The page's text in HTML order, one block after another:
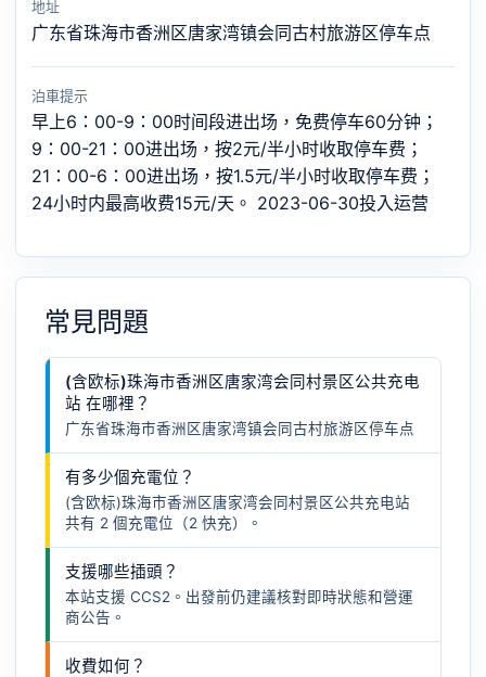
地址
广东省珠海市香洲区唐家湾镇会同古村旅游区停车点
泊車提示
早上6：00-9：00时间段进出场，免费停车60分钟；
9：00-21：00进出场，按2元/半小时收取停车费；
21：00-6：00进出场，按1.5元/半小时收取停车费；
24小时内最高收费15元/天。 2023-06-30投入运营
常見問題
(含欧标)珠海市香洲区唐家湾会同村景区公共充电
站 在哪裡？
广东省珠海市香洲区唐家湾镇会同古村旅游区停车点
有多少個充電位？
(含欧标)珠海市香洲区唐家湾会同村景区公共充电站
共有 2 個充電位（2 快充）。
支援哪些插頭？
本站支援 CCS2。出發前仍建議核對即時狀態和營運
商公告。
收費如何？